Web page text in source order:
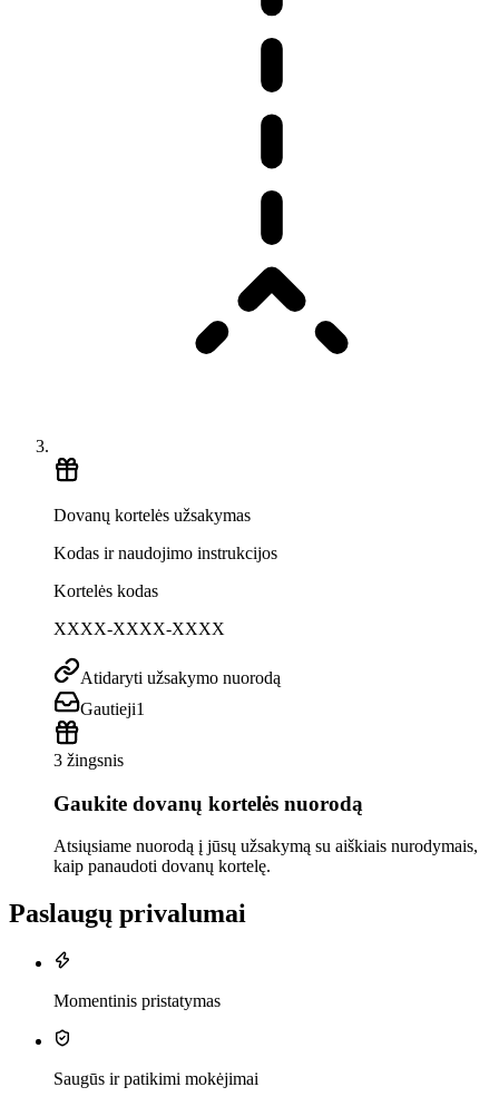
Dovanų kortelės užsakymas
Kodas ir naudojimo instrukcijos
Kortelės kodas
XXXX-XXXX-XXXX
Atidaryti užsakymo nuorodą
Gautieji1
3 žingsnis
Gaukite dovanų kortelės nuorodą
Atsiųsiame nuorodą į jūsų užsakymą su aiškiais nurodymais,
kaip panaudoti dovanų kortelę.
Paslaugų privalumai
Momentinis pristatymas
Saugūs ir patikimi mokėjimai